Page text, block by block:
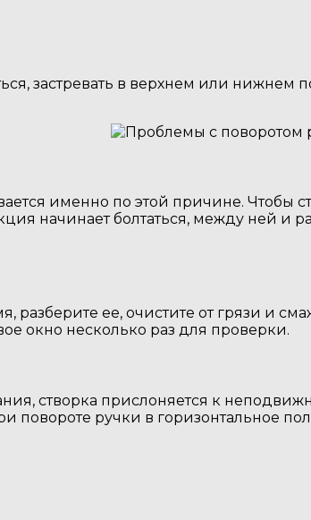
застревать в верхнем или
именно по этой причине. Чтобы
начинает болтаться, между ней и
разберите ее, очистите от грязи и
окно несколько раз для проверки.
створка прислоняется к
повороте ручки в горизонтальное